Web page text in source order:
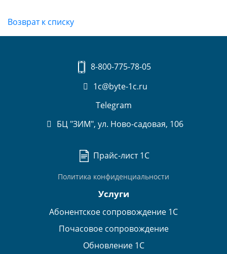
Возврат к списку
8-800-775-78-05
1c@byte-1c.ru
Telegram
БЦ "ЗИМ", ул. Ново-садовая, 106
Прайс-лист 1С
Политика конфиденциальности
Услуги
Абонентское сопровождение 1С
Почасовое сопровождение
Обновление 1С